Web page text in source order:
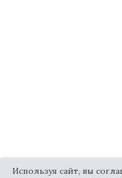
Используя сайт, вы